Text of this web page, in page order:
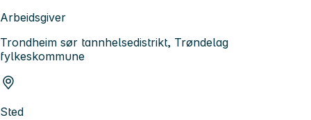
Arbeidsgiver
Trondheim sør tannhelsedistrikt, Trøndelag
fylkeskommune
Sted